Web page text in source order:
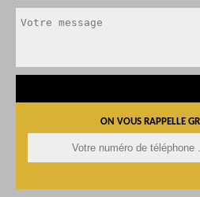
ON VOUS RAPPELLE